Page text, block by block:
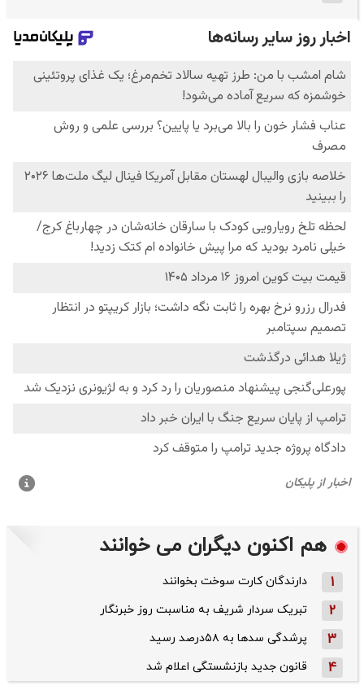
هم اکنون دیگران می خوانند
1 دارندگان کارت سوخت بخوانند
2 تبریک سردار شریف به مناسبت روز خبرنگار
3 پرشدگی سدها به ۵۸درصد رسید
4 قانون جدید بازنشستگی اعلام شد